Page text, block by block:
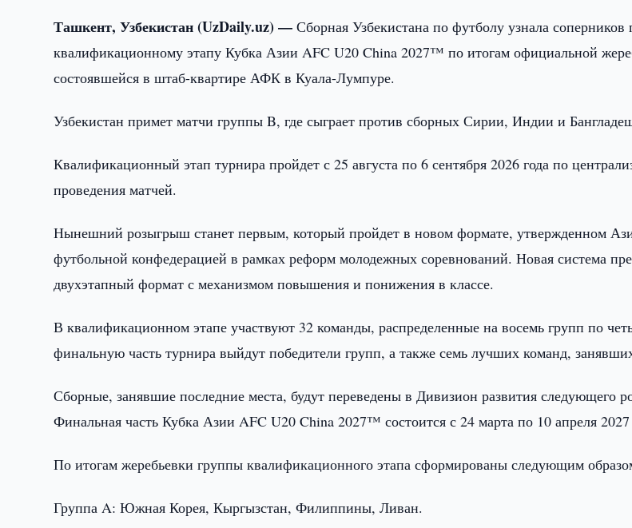
Ташкент, Узбекистан (UzDaily.uz) —Сборная Узбекистана по футболу узнала соперников
квалификационному этапу Кубка Азии AFC U20 China 2027™ по итогам официальной
состоявшейся в штаб-квартире АФК в Куала-Лумпуре.
Узбекистан примет матчи группы B, где сыграет против сборных Сирии, Индии и
Квалификационный этап турнира пройдет с 25 августа по 6 сентября 2026 года по
проведения матчей.
Нынешний розыгрыш станет первым, который пройдет в новом формате, утвержденном
футбольной конфедерацией в рамках реформ молодежных соревнований. Новая система
двухэтапный формат с механизмом повышения и понижения в классе.
В квалификационном этапе участвуют 32 команды, распределенные на восемь групп по
финальную часть турнира выйдут победители групп, а также семь лучших команд,
Сборные, занявшие последние места, будут переведены в Дивизион развития следующего
Финальная часть Кубка Азии AFC U20 China 2027™ состоится с 24 марта по 10 апреля 2027
По итогам жеребьевки группы квалификационного этапа сформированы следующим
Группа A: Южная Корея, Кыргызстан, Филиппины, Ливан.